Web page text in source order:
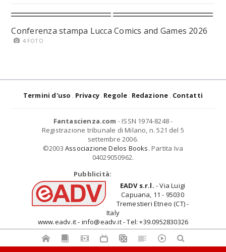
Conferenza stampa Lucca Comics and Games 2026
4 FOTO
Termini d'uso Privacy Regole Redazione Contatti
Fantascienza.com - ISSN 1974-8248 -
Registrazione tribunale di Milano, n. 521 del 5
settembre 2006.
©2003 Associazione Delos Books. Partita Iva
04029050962.
Pubblicità:
EADV s.r.l. - Via Luigi
Capuana, 11 - 95030
Tremestieri Etneo (CT) -
Italy
www.eadv.it - info@eadv.it - Tel: +39.0952830326